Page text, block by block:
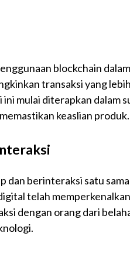
blockchain dalam
transaksi yang lebih
mulai diterapkan dalam
keaslian produk.
dan berinteraksi satu
telah
dengan orang dari